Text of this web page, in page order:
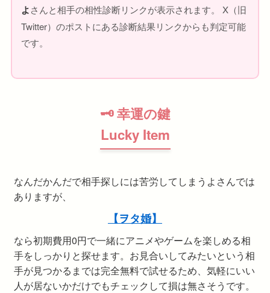
よさんと相手の相性診断リンクが表示されます。 X（旧
Twitter）のポストにある診断結果リンクからも判定可能
です。
🗝 幸運の鍵
Lucky Item
なんだかんだで相手探しには苦労してしまうよさんでは
ありますが、
【ヲタ婚】
なら初期費用0円で一緒にアニメやゲームを楽しめる相
手をしっかりと探せます。お見合いしてみたいという相
手が見つかるまでは完全無料で試せるため、気軽にいい
人が居ないかだけでもチェックして損は無さそうです。